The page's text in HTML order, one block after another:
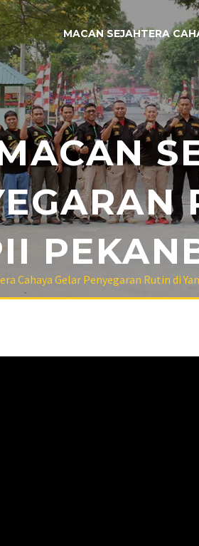
MACAN SEJAHTERA
Cahaya Gelar Penyegaran Rutin di